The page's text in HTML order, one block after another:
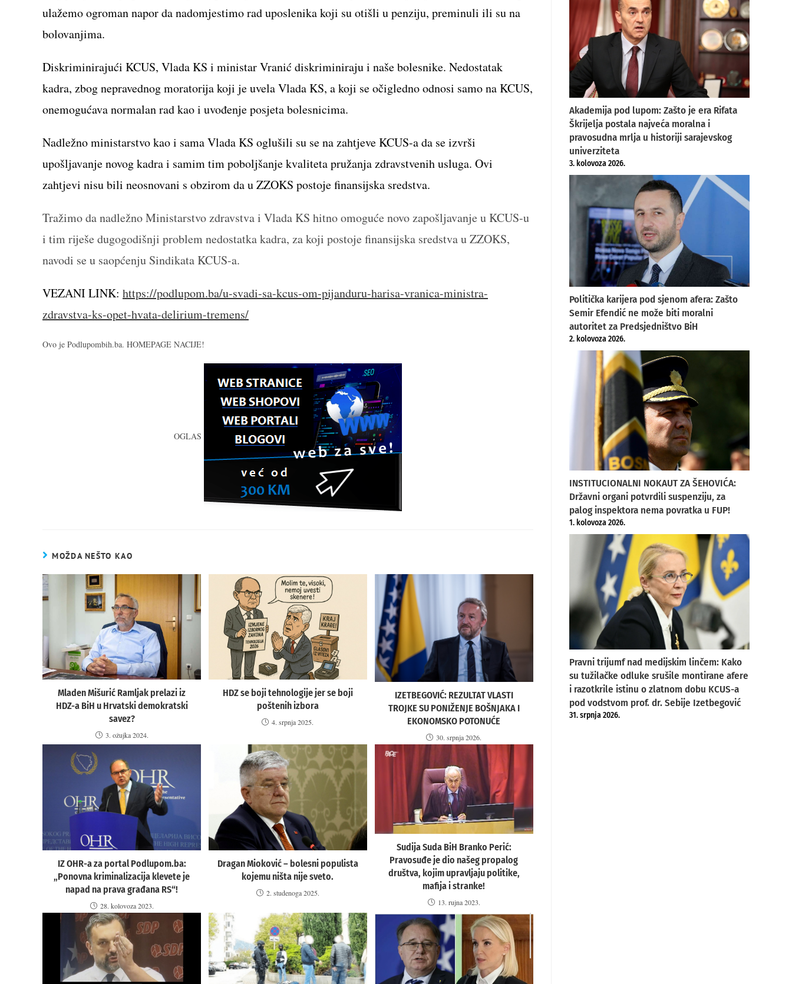
ulažemo ogroman napor da nadomjestimo rad uposlenika koji su otišli u penziju, preminuli ili su na
bolovanjima.
Diskriminirajući KCUS, Vlada KS i ministar Vranić diskriminiraju i naše bolesnike. Nedostatak
kadra, zbog nepravednog moratorija koji je uvela Vlada KS, a koji se očigledno odnosi samo na KCUS,
onemogućava normalan rad kao i uvođenje posjeta bolesnicima.
Nadležno ministarstvo kao i sama Vlada KS oglušili su se na zahtjeve KCUS-a da se izvrši
upošljavanje novog kadra i samim tim poboljšanje kvaliteta pružanja zdravstvenih usluga. Ovi
zahtjevi nisu bili neosnovani s obzirom da u ZZOKS postoje finansijska sredstva.
Tražimo da nadležno Ministarstvo zdravstva i Vlada KS hitno omoguće novo zapošljavanje u KCUS-u
i tim riješe dugogodišnji problem nedostatka kadra, za koji postoje finansijska sredstva u ZZOKS,
navodi se u saopćenju Sindikata KCUS-a.
VEZANI LINK: https://podlupom.ba/u-svadi-sa-kcus-om-pijanduru-harisa-vranica-ministra-
zdravstva-ks-opet-hvata-delirium-tremens/
Ovo je Podlupombih.ba. HOMEPAGE NACIJE!
OGLAS
MOŽDA NEŠTO KAO
Mladen Mišurić Ramljak prelazi iz
HDZ-a BiH u Hrvatski demokratski
savez?
3. ožujka 2024.
HDZ se boji tehnologije jer se boji
poštenih izbora
4. srpnja 2025.
IZETBEGOVIĆ: REZULTAT VLASTI
TROJKE SU PONIŽENJE BOŠNJAKA I
EKONOMSKO POTONUĆE
30. srpnja 2026.
IZ OHR-a za portal Podlupom.ba:
„Ponovna kriminalizacija klevete je
napad na prava građana RS“!
28. kolovoza 2023.
Dragan Mioković – bolesni populista
kojemu ništa nije sveto.
2. studenoga 2025.
Sudija Suda BiH Branko Perić:
Pravosuđe je dio našeg propalog
društva, kojim upravljaju politike,
mafija i stranke!
13. rujna 2023.
Akademija pod lupom: Zašto je era Rifata
Škrijelja postala najveća moralna i
pravosudna mrlja u historiji sarajevskog
univerziteta
3. kolovoza 2026.
Politička karijera pod sjenom afera: Zašto
Semir Efendić ne može biti moralni
autoritet za Predsjedništvo BiH
2. kolovoza 2026.
INSTITUCIONALNI NOKAUT ZA ŠEHOVIĆA:
Državni organi potvrdili suspenziju, za
palog inspektora nema povratka u FUP!
1. kolovoza 2026.
Pravni trijumf nad medijskim linčem: Kako
su tužilačke odluke srušile montirane afere
i razotkrile istinu o zlatnom dobu KCUS-a
pod vodstvom prof. dr. Sebije Izetbegović
31. srpnja 2026.